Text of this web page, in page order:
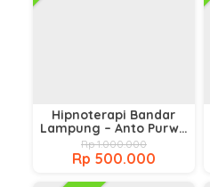
Hipnoterapi Bandar
Lampung – Anto Purwo
Santoso,M.Si,CHt
Rp 1.000.000
Rp 500.000